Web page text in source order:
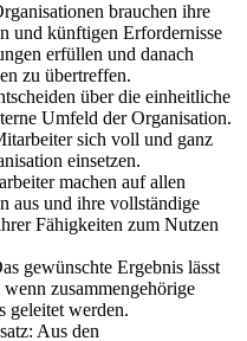
brauchen ihre
und künftigen Erfordernisse
erfüllen und danach
zu übertreffen.
über die einheitliche
Umfeld der Organisation.
sich voll und ganz
einsetzen.
machen auf allen
aus und ihre vollständige
Fähigkeiten zum Nutzen
gewünschte Ergebnis lässt
zusammengehörige
geleitet werden.
Aus den